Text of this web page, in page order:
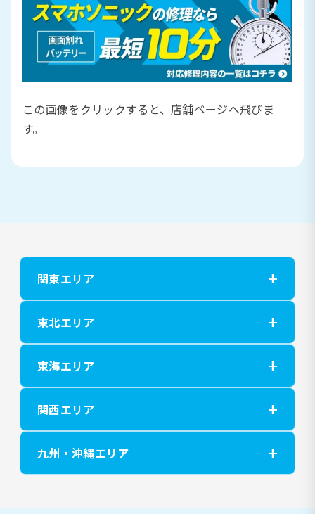
この画像をクリックすると、店舗ページへ飛びま
す。
関東エリア
東北エリア
東海エリア
関西エリア
九州・沖縄エリア